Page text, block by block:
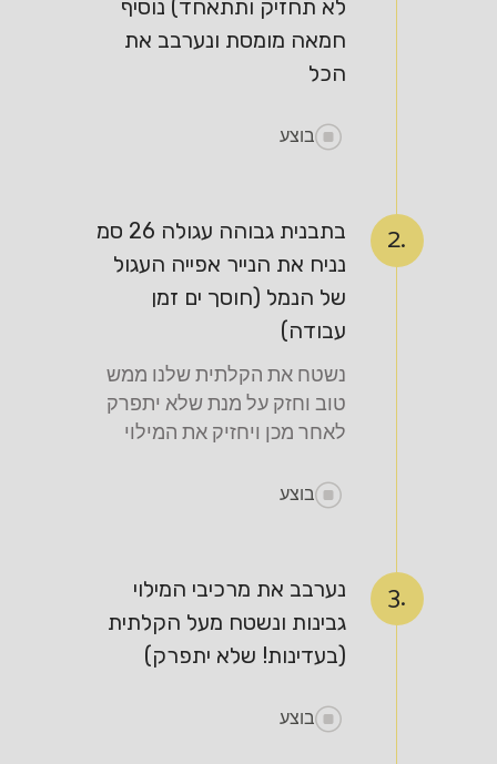
לא תחזיק ותתאחד) נוסיף
חמאה מומסת ונערבב את
הכל
בוצע
2.
בתבנית גבוהה עגולה 26 סמ
נניח את הנייר אפייה העגול
של הנמל (חוסך ים זמן
עבודה)
נשטח את הקלתית שלנו ממש
טוב וחזק על מנת שלא יתפרק
לאחר מכן ויחזיק את המילוי
בוצע
3.
נערבב את מרכיבי המילוי
גבינות ונשטח מעל הקלתית
(בעדינות! שלא יתפרק)
בוצע